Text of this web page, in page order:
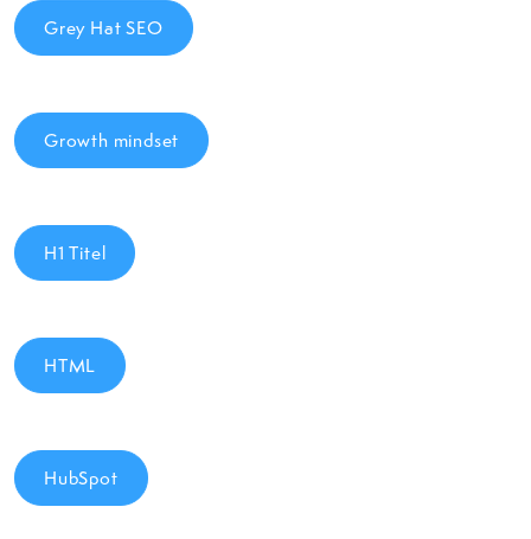
Grey Hat SEO
Growth mindset
H1 Titel
HTML
HubSpot